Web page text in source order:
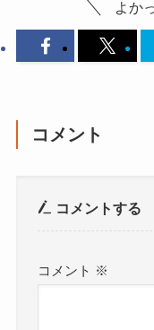
よか
コメント
コメントする
コメント ※